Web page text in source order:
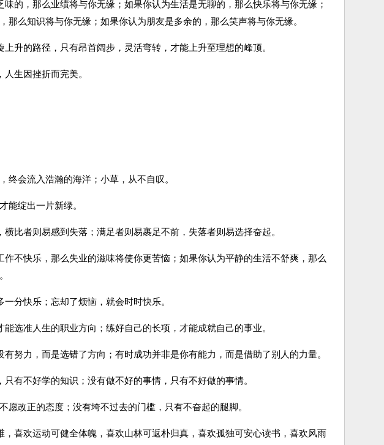
味的，那么业绩将与你无缘；如果你认为生活是无聊的，那么快乐将与你无缘；
那么知识将与你无缘；如果你认为朋友是多余的，那么笑声将与你无缘。
上升的路径，只有昂首阔步，灵活弯转，才能上升至理想的峰顶。
生因挫折而完美。
终会流入浩瀚的海洋；小草，从不自叹。
能绽出一片新绿。
横比者则易感到失落；满足者则易裹足不前，失落者则易选择奋起。
作不快乐，那么失业的滋味将使你更苦恼；如果你认为平静的生活不舒爽，那么
分快乐；忘却了烦恼，就会时时快乐。
能选准人生的职业方向；练好自己的长项，才能成就自己的事业。
有努力，而是选错了方向；有时成功并非是你有能力，而是借助了别人的力量。
只有不好学的知识；没有做不好的事情，只有不好做的事情。
愿改正的态度；没有垮不过去的门槛，只有不奋起的腿脚。
，喜欢运动可健全体魄，喜欢山林可返朴归真，喜欢孤独可安心读书，喜欢风雨